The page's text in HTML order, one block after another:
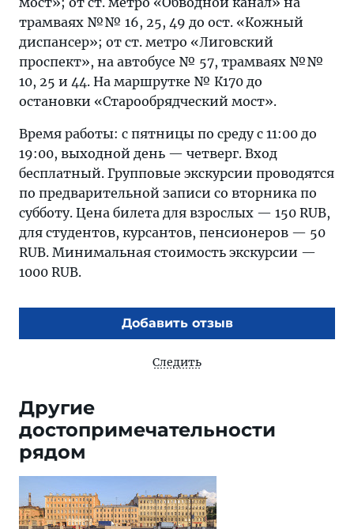
трамваях №№ 16, 25, 49 до ост. «Кожный
диспансер»; от ст. метро «Лиговский
проспект», на автобусе № 57, трамваях №№
10, 25 и 44. На маршрутке № К170 до
остановки «Старообрядческий мост».
Время работы: с пятницы по среду с 11:00 до
19:00, выходной день — четверг. Вход
бесплатный. Групповые экскурсии проводятся
по предварительной записи со вторника по
субботу. Цена билета для взрослых — 150 RUB,
для студентов, курсантов, пенсионеров — 50
RUB. Минимальная стоимость экскурсии —
1000 RUB.
Добавить отзыв
Следить
Другие
достопримечательности
рядом